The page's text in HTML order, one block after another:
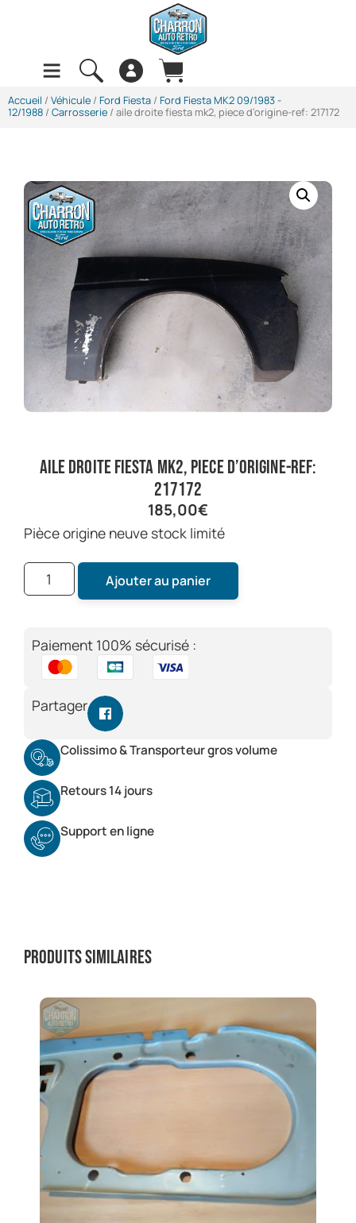
Accueil / Véhicule / Ford Fiesta / Ford Fiesta MK2 09/1983 -
12/1988 / Carrosserie / aile droite fiesta mk2, piece d’origine-ref: 217172
aile droite fiesta mk2, piece d’origine-ref:
217172
185,00€
pièce origine neuve stock limité
Ajouter au panier
Paiement 100% sécurisé :
Partager
Colissimo & Transporteur gros volume
Retours 14 jours
Support en ligne
Produits similaires